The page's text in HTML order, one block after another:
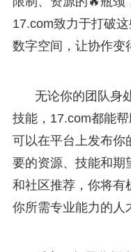
17.com致力于打破
数字空间，让协作变
无论你的团队身
技能，17.com都能
可以在平台上发布你
要的资源、技能和期
和社区推荐，你将有
你所需专业能力的人